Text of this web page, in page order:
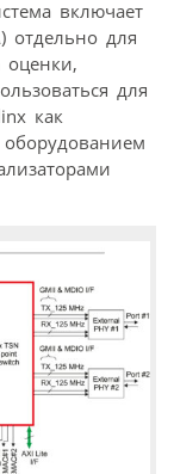
включает
отдельно для
оценки,
для
как